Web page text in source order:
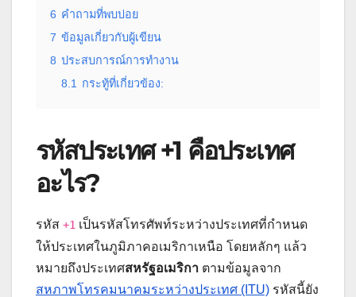
6 คำถามที่พบบ่อย
7 ข้อมูลเกี่ยวกับผู้เขียน
8 ประสบการณ์การทำงาน
8.1
กระทู้ที่เกี่ยวข้อง:
รหัสประเทศ +1 คือประเทศ
อะไร?
รหัส +1 เป็นรหัสโทรศัพท์ระหว่างประเทศที่กำหนด
ให้ประเทศในภูมิภาคอเมริกาเหนือ โดยหลักๆ แล้ว
หมายถึงประเทศสหรัฐอเมริกา ตามข้อมูลจาก
สหภาพโทรคมนาคมระหว่างประเทศ (ITU) รหัสนี้ยัง